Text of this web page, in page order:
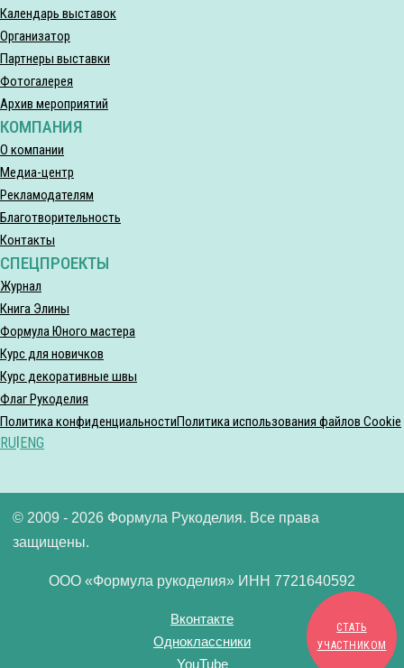
Календарь выставок
Организатор
Партнеры выставки
Фотогалерея
Архив мероприятий
КОМПАНИЯ
О компании
Медиа-центр
Рекламодателям
Благотворительность
Контакты
СПЕЦПРОЕКТЫ
Журнал
Книга Элины
Формула Юного мастера
Курс для новичков
Курс декоративные швы
Флаг Рукоделия
СТАТЬ
УЧАСТНИКОМ
Политика конфиденциальностиПолитика использования файлов Cookie
RU ENG
© 2009 - 2026 Формула Рукоделия. Все права
защищены.
ООО «Формула рукоделия» ИНН 7721640592
Вконтакте
Одноклассники
YouTube